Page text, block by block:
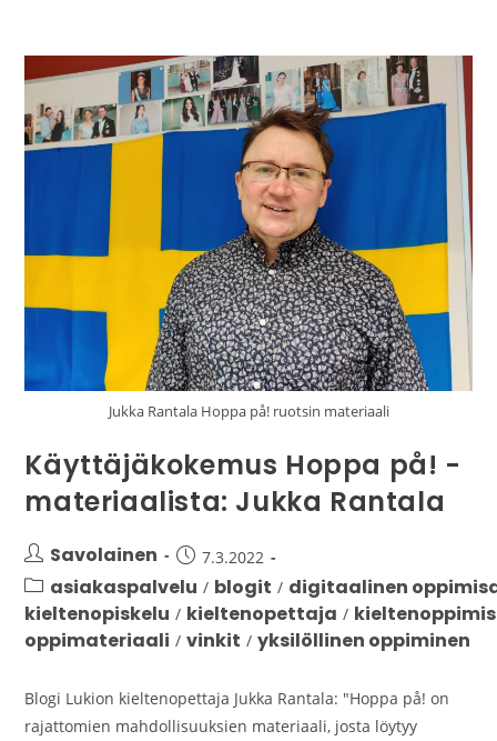
Jukka Rantala Hoppa på! ruotsin materiaali
Käyttäjäkokemus Hoppa på! -
materiaalista: Jukka Rantala
Savolainen 7.3.2022
asiakaspalvelu / blogit / digitaalinen
kieltenopiskelu / kieltenopettaja /
oppimateriaali / vinkit / yksilöllinen oppiminen
Blogi Lukion kieltenopettaja Jukka Rantala: "Hoppa på! on
rajattomien mahdollisuuksien materiaali, josta löytyy